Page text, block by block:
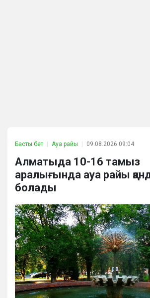
Басты бет Ауа райы 09.08.2026 09:04
Алматыда 10-16 тамыз
аралығында ауа райы
болады